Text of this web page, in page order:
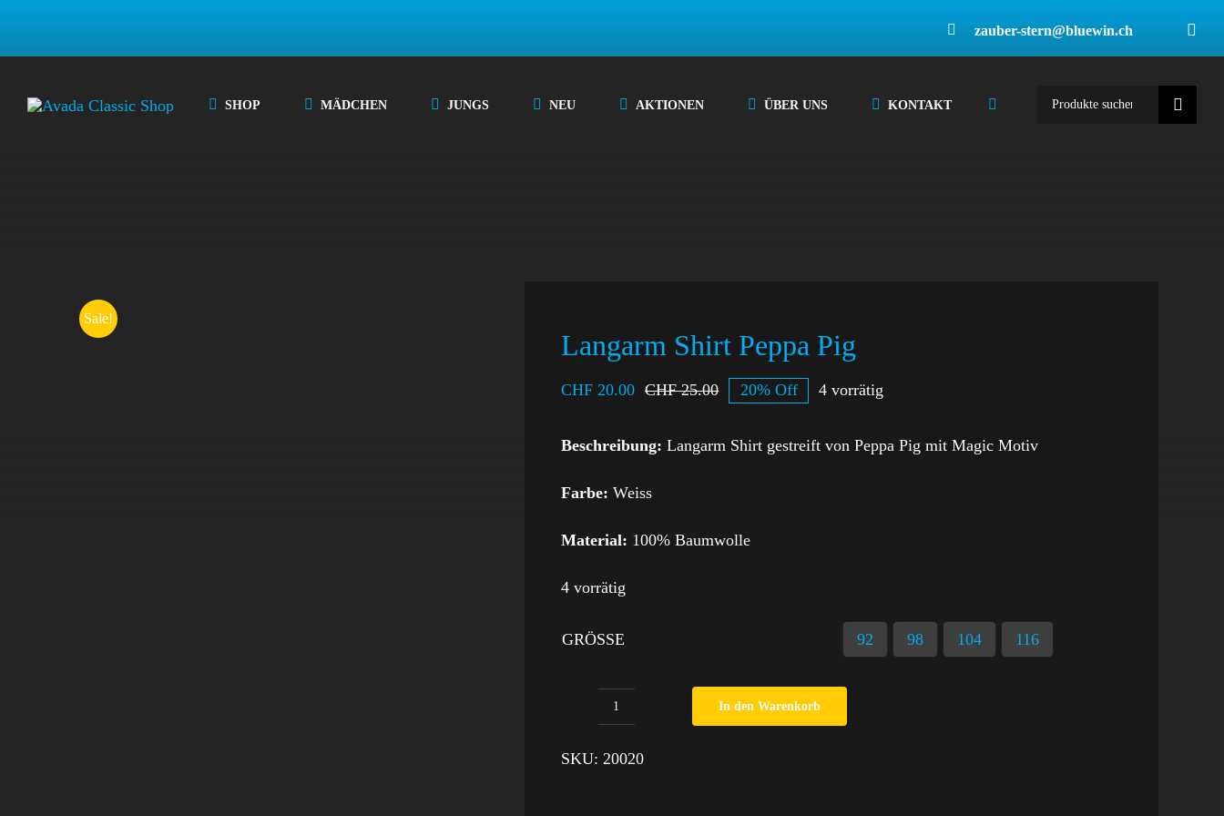
zauber-stern@bluewin.ch
SHOP MÄDCHEN JUNGS NEU AKTIONEN ÜBER UNS KONTAKT
Suche
Sale!
Langarm Shirt Peppa Pig
CHF25.00
CHF20.00 20% Off 4 vorrätig
Beschreibung: Langarm Shirt gestreift von Peppa Pig mit Magic Motiv
Farbe: Weiss
Material: 100% Baumwolle
4 vorrätig
GRÖSSE 92 98 104 116
Langarm
Shirt
In den Warenkorb
SKU: 20020